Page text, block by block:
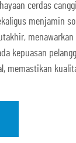
cerdas
menjamin
kepuasan
memastikan